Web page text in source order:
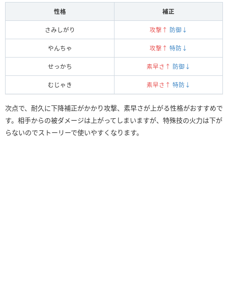
性格 補正
さみしがり 攻撃↑ 防御↓
やんちゃ 攻撃↑ 特防↓
せっかち 素早さ↑ 防御↓
むじゃき 素早さ↑ 特防↓
次点で、耐久に下降補正がかかり攻撃、素早さが上がる性格がおすすめで
す。相手からの被ダメージは上がってしまいますが、特殊技の火力は下が
らないのでストーリーで使いやすくなります。